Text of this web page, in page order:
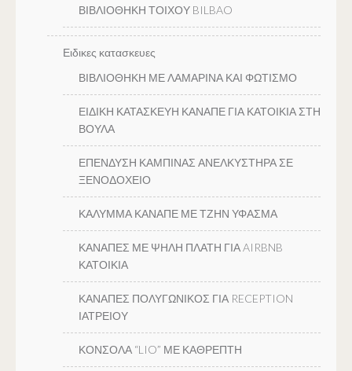
ΒΙΒΛΙΟΘΗΚΗ ΤΟΙΧΟΥ BILBAO
Ειδικες κατασκευες
ΒΙΒΛΙΟΘΗΚΗ ΜΕ ΛΑΜΑΡΙΝΑ ΚΑΙ ΦΩΤΙΣΜΟ
ΕΙΔΙΚΗ ΚΑΤΑΣΚΕΥΗ ΚΑΝΑΠΕ ΓΙΑ ΚΑΤΟΙΚΙΑ ΣΤΗ
ΒΟΥΛΑ
ΕΠΕΝΔΥΣΗ ΚΑΜΠΙΝΑΣ ΑΝΕΛΚΥΣΤΗΡΑ ΣΕ
ΞΕΝΟΔΟΧΕΙΟ
ΚΑΛΥΜΜΑ ΚΑΝΑΠΕ ΜΕ ΤΖΗΝ ΥΦΑΣΜΑ
ΚΑΝΑΠΕΣ ΜΕ ΨΗΛΗ ΠΛΑΤΗ ΓΙΑ AIRBNB
ΚΑΤΟΙΚΙΑ
ΚΑΝΑΠΕΣ ΠΟΛΥΓΩΝΙΚΟΣ ΓΙΑ RECEPTION
ΙΑΤΡΕΙΟΥ
ΚΟΝΣΟΛΑ “LIO” ΜΕ ΚΑΘΡΕΠΤΗ